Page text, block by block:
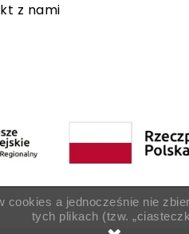
z nami
a jednocześnie nie
tych plikach (tzw.